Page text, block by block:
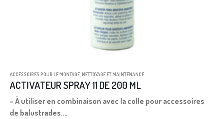
ACCESSOIRES POUR LE MONTAGE NETTOYAGE ET MAINTENANCE
ACTIVATEUR SPRAY 11 DE 200 ML
– À utiliser en combinaison avec la colle pour accessoires
de balustrades.